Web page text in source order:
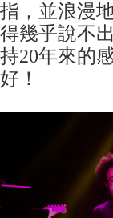
指，並浪漫
得幾乎說不
持20年來的
好！